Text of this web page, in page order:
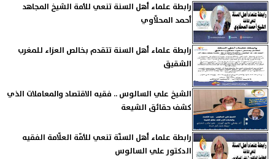
رابطة علماء أهل السنة تنعي للأمة الشيخ المجاهد
أحمد المحلّاوي
رابطة علماء أهل السنة تتقدم بخالص العزاء للمغرب
الشقيق
الشيخ علي السالوس .. فقيه الاقتصاد والمعاملات الذي
كشف حقائق الشيعة
رابطة علماء أهل السنّة تنعي للأمّة العلّامة الفقيه
الدكتور علي السالوس